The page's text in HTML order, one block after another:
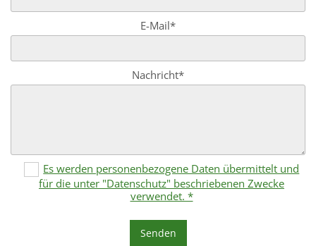
E-Mail*
Nachricht*
Es werden personenbezogene Daten übermittelt und
für die unter "Datenschutz" beschriebenen Zwecke
verwendet. *